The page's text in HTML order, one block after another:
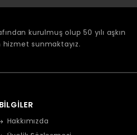
kurulmuş olup 50 yılı aşkın
sunmaktayız.
BILGILER
Hakkımızda